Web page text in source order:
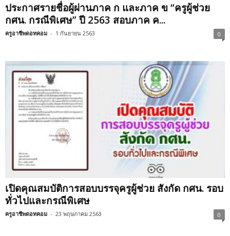
ประกาศรายชื่อผู้ผ่านภาค ก และภาค ข “ครูผู้ช่วย
กศน. กรณีพิเศษ” ปี 2563 สอบภาค ค...
ครูอาชีพดอทคอม - 1 กันยายน 2563 0
เปิดคุณสมบัติการสอบบรรจุครูผู้ช่วย สังกัด กศน. รอบ
ทั่วไปและกรณีพิเศษ
ครูอาชีพดอทคอม - 23 พฤษภาคม 2563 0